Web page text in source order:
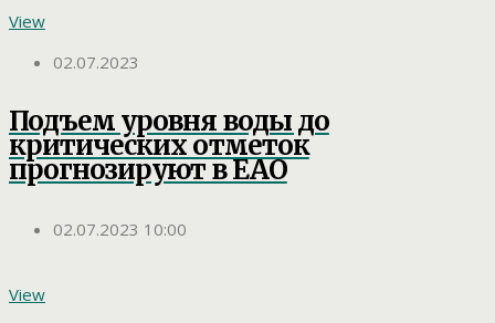
View
02.07.2023
Подъем уровня воды до
критических отметок
прогнозируют в ЕАО
02.07.2023 10:00
View